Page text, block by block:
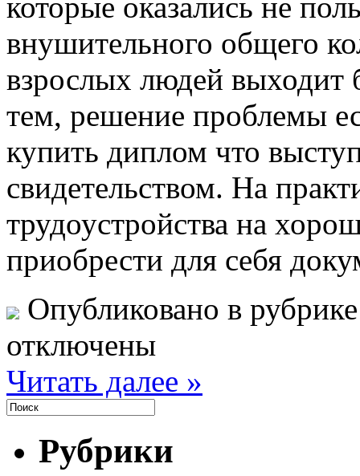
внушительного общего
взрослых людей
тем, решение проблемы
купить диплом что
свидетельством. На
трудоустройства на
приобрести для себя
Опубликовано в
отключены
Читать далее »
Рубрики